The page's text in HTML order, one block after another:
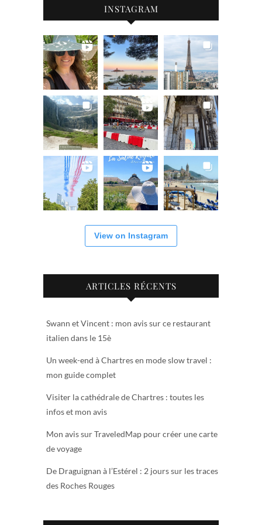
INSTAGRAM
View on Instagram
ARTICLES RÉCENTS
Swann et Vincent : mon avis sur ce restaurant
italien dans le 15è
Un week-end à Chartres en mode slow travel :
mon guide complet
Visiter la cathédrale de Chartres : toutes les
infos et mon avis
Mon avis sur TraveledMap pour créer une carte
de voyage
De Draguignan à l’Estérel : 2 jours sur les traces
des Roches Rouges